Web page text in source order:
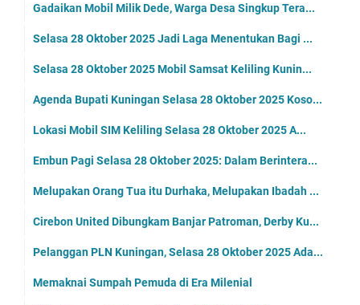
Gadaikan Mobil Milik Dede, Warga Desa Singkup Tera...
Selasa 28 Oktober 2025 Jadi Laga Menentukan Bagi ...
Selasa 28 Oktober 2025 Mobil Samsat Keliling Kunin...
Agenda Bupati Kuningan Selasa 28 Oktober 2025 Koso...
Lokasi Mobil SIM Keliling Selasa 28 Oktober 2025 A...
Embun Pagi Selasa 28 Oktober 2025: Dalam Berintera...
Melupakan Orang Tua itu Durhaka, Melupakan Ibadah ...
Cirebon United Dibungkam Banjar Patroman, Derby Ku...
Pelanggan PLN Kuningan, Selasa 28 Oktober 2025 Ada...
Memaknai Sumpah Pemuda di Era Milenial